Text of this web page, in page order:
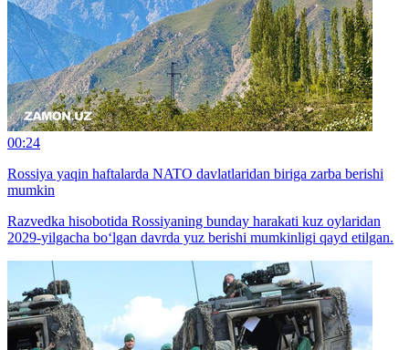
00:24
Rossiya yaqin haftalarda NATO davlatlaridan biriga zarba berishi
mumkin
Razvedka hisobotida Rossiyaning bunday harakati kuz oylaridan
2029-yilgacha bo‘lgan davrda yuz berishi mumkinligi qayd etilgan.